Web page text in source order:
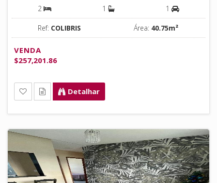
PRIVATIVO EXCLUSIVO LAZER COMPLETO PARA TODA A
FAMÍLIA
2 1 1
Ref: COLIBRIS Área: 40.75m²
VENDA
$257,201.86
Detalhar